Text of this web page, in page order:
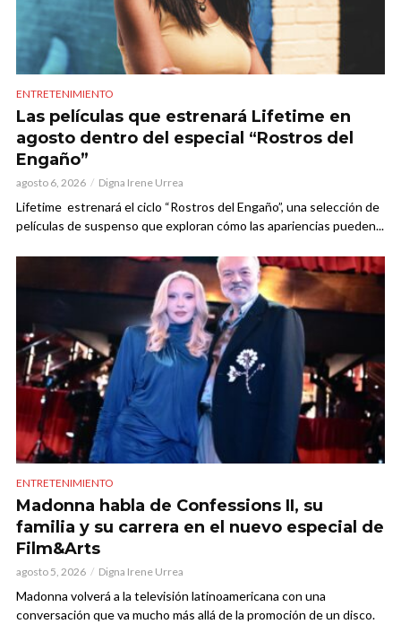
ENTRETENIMIENTO
Las películas que estrenará Lifetime en
agosto dentro del especial “Rostros del
Engaño”
agosto 6, 2026 Digna Irene Urrea
Lifetime estrenará el ciclo “Rostros del Engaño”, una selección de
películas de suspenso que exploran cómo las apariencias pueden...
ENTRETENIMIENTO
Madonna habla de Confessions II, su
familia y su carrera en el nuevo especial de
Film&Arts
agosto 5, 2026 Digna Irene Urrea
Madonna volverá a la televisión latinoamericana con una
conversación que va mucho más allá de la promoción de un disco.